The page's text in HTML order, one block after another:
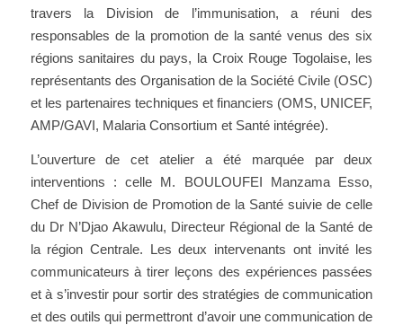
travers la Division de l’immunisation, a réuni des
responsables de la promotion de la santé venus des six
régions sanitaires du pays, la Croix Rouge Togolaise, les
représentants des Organisation de la Société Civile (OSC)
et les partenaires techniques et financiers (OMS, UNICEF,
AMP/GAVI, Malaria Consortium et Santé intégrée).
L’ouverture de cet atelier a été marquée par deux
interventions : celle M. BOULOUFEI Manzama Esso,
Chef de Division de Promotion de la Santé suivie de celle
du Dr N’Djao Akawulu, Directeur Régional de la Santé de
la région Centrale. Les deux intervenants ont invité les
communicateurs à tirer leçons des expériences passées
et à s’investir pour sortir des stratégies de communication
et des outils qui permettront d’avoir une communication de